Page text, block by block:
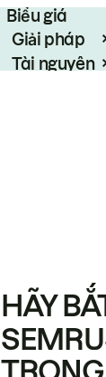
Biểu giá
Giải pháp
Tài nguyên
HÃY